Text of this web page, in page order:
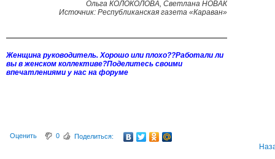
Ольга КОЛОКОЛОВА, Светлана НОВАК
Источник: Республиканская газета «Караван»
Женщина руководитель. Хорошо или плохо??Работали ли
вы в женском коллективе?Поделитесь своими
впечатлениями у нас на форуме
Оценить 0 Поделиться: